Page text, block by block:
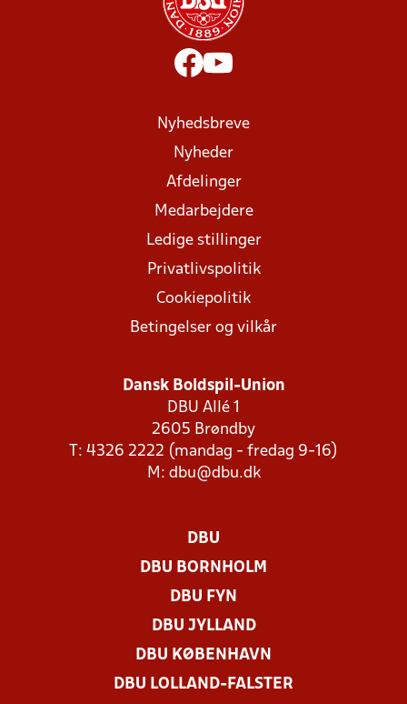
Nyhedsbreve
Nyheder
Afdelinger
Medarbejdere
Ledige stillinger
Privatlivspolitik
Cookiepolitik
Betingelser og vilkår
Dansk Boldspil-Union
DBU Allé 1
2605 Brøndby
T: 4326 2222 (mandag - fredag 9-16)
M: dbu@dbu.dk
DBU
DBU BORNHOLM
DBU FYN
DBU JYLLAND
DBU KØBENHAVN
DBU LOLLAND-FALSTER